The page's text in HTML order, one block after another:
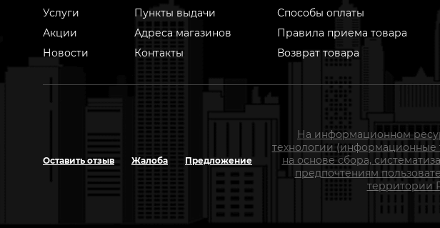
Услуги
Акции
Новости
Пункты выдачи
Адреса магазинов
Контакты
Способы оплаты
Правила приема товара
Возврат товара
Оставить отзыв Жалоба Предложение
На информационном
технологии
на основе сбора,
предпочтениям
территории